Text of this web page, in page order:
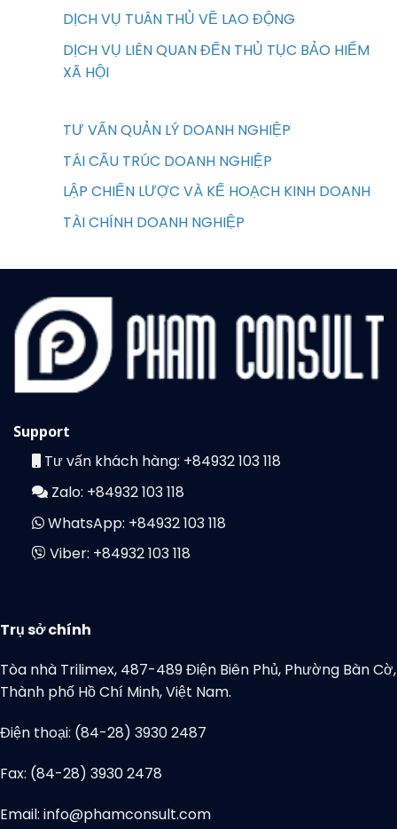
DỊCH VỤ TUÂN THỦ VỀ LAO ĐỘNG
DỊCH VỤ LIÊN QUAN ĐẾN THỦ TỤC BẢO HIỂM
XÃ HỘI
TƯ VẤN QUẢN LÝ DOANH NGHIỆP
TÁI CẤU TRÚC DOANH NGHIỆP
LẬP CHIẾN LƯỢC VÀ KẾ HOẠCH KINH DOANH
TÀI CHÍNH DOANH NGHIỆP
Support
Tư vấn khách hàng: +84932 103 118
Zalo: +84932 103 118
WhatsApp: +84932 103 118
Viber: +84932 103 118
Trụ sở chính
Tòa nhà Trilimex, 487-489 Điện Biên Phủ, Phường Bàn Cờ,
Thành phố Hồ Chí Minh, Việt Nam.
Điện thoại: (84-28) 3930 2487
Fax: (84-28) 3930 2478
Email: info@phamconsult.com